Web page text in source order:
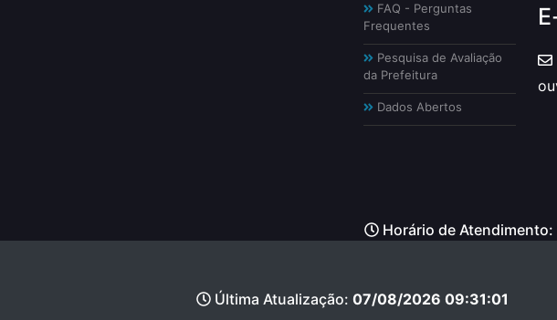
FAQ - Perguntas
Frequentes
Pesquisa de Avaliação
da Prefeitura
Dados Abertos
Horário de
Última Atualização: 07/08/2026 09:31:01